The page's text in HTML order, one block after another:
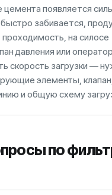
цемента появляется
забивается,
на силосе
давления или оператор
скорость загрузки —
элементы,
и общую схему
по